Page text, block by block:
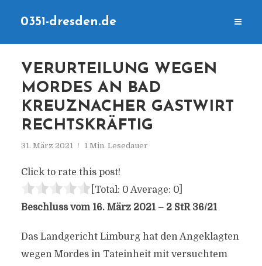
0351-dresden.de
VERURTEILUNG WEGEN
MORDES AN BAD
KREUZNACHER GASTWIRT
RECHTSKRÄFTIG
31. März 2021 1 Min. Lesedauer
Click to rate this post!
[Total: 0 Average: 0]
Beschluss vom 16. März 2021 – 2 StR 36/21
Das Landgericht Limburg hat den Angeklagten
wegen Mordes in Tateinheit mit versuchtem